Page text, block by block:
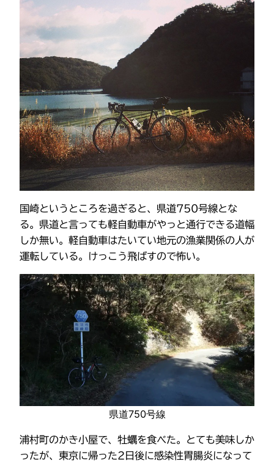
国崎というところを過ぎると、県道750号線とな
る。県道と言っても軽自動車がやっと通行できる道幅
しか無い。軽自動車はたいてい地元の漁業関係の人が
運転している。けっこう飛ばすので怖い。
県道750号線
浦村町のかき小屋で、牡蠣を食べた。とても美味しか
ったが、東京に帰った2日後に感染性胃腸炎になって